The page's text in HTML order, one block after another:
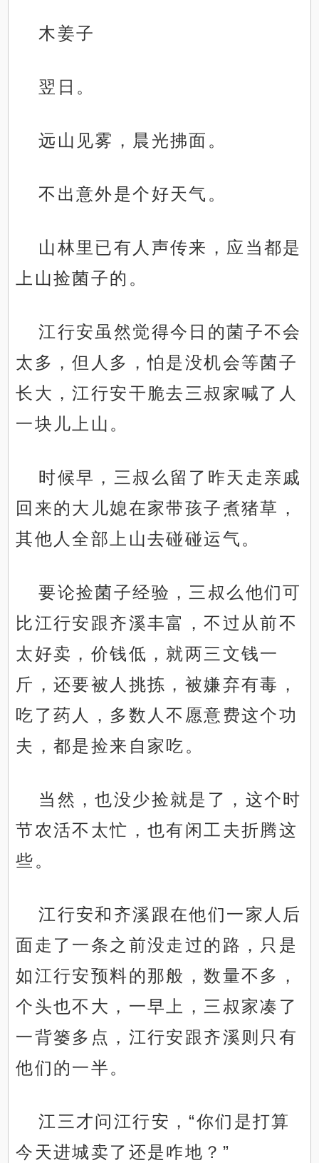
木姜子
翌日。
远山见雾，晨光拂面。
不出意外是个好天气。
山林里已有人声传来，应当都是
上山捡菌子的。
江行安虽然觉得今日的菌子不会
太多，但人多，怕是没机会等菌子
长大，江行安干脆去三叔家喊了人
一块儿上山。
时候早，三叔么留了昨天走亲戚
回来的大儿媳在家带孩子煮猪草，
其他人全部上山去碰碰运气。
要论捡菌子经验，三叔么他们可
比江行安跟齐溪丰富，不过从前不
太好卖，价钱低，就两三文钱一
斤，还要被人挑拣，被嫌弃有毒，
吃了药人，多数人不愿意费这个功
夫，都是捡来自家吃。
当然，也没少捡就是了，这个时
节农活不太忙，也有闲工夫折腾这
些。
江行安和齐溪跟在他们一家人后
面走了一条之前没走过的路，只是
如江行安预料的那般，数量不多，
个头也不大，一早上，三叔家凑了
一背篓多点，江行安跟齐溪则只有
他们的一半。
江三才问江行安，“你们是打算
今天进城卖了还是咋地？”